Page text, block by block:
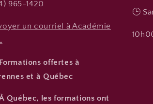
965-1420
un courriel à Académie
Formations offertes à
et à Québec
Québec, les formations ont
🕒